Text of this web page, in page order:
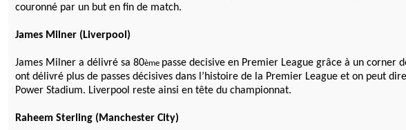
couronné par un but en fin de match.
James Milner (Liverpool)
James Milner a délivré sa 80ème passe decisive en Premier League grâce à un corner
ont délivré plus de passes décisives dans l’histoire de la Premier League et on peut
Power Stadium. Liverpool reste ainsi en tête du championnat.
Raheem Sterling (Manchester City)